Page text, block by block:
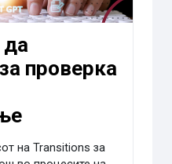
да
проверка
на Transitions за